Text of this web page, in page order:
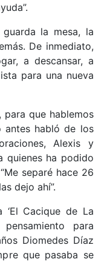
guarda la mesa, la
De inmediato,
a descansar, a
para una nueva
para que hablemos
antes habló de los
Alexis y
quienes ha podido
separé hace 26
dejo ahí”.
Cacique de La
para
Diomedes Díaz
que pasaba se